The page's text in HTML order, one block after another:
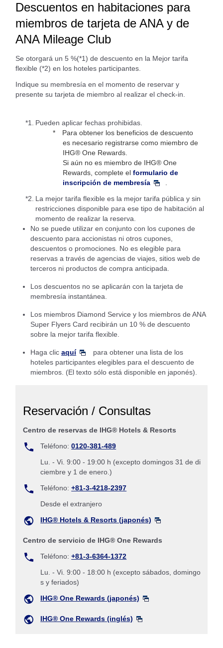
Descuentos en habitaciones para
miembros de tarjeta de ANA y de
ANA Mileage Club
Se otorgará un 5 %(*1) de descuento en la Mejor tarifa
flexible (*2) en los hoteles participantes.
Indique su membresía en el momento de reservar y
presente su tarjeta de miembro al realizar el check-in.
*1.
Pueden aplicar fechas prohibidas.
Para obtener los beneficios de descuento
es necesario registrarse como miembro de
IHG® One Rewards.
Si aún no es miembro de IHG® One
Rewards, complete el formulario de
inscripción de membresía
*2. La mejor tarifa flexible es la mejor tarifa pública y sin
restricciones disponible para ese tipo de habitación al
momento de realizar la reserva.
No se puede utilizar en conjunto con los cupones de
descuento para accionistas ni otros cupones,
descuentos o promociones. No es elegible para
reservas a través de agencias de viajes, sitios web de
terceros ni productos de compra anticipada.
Los descuentos no se aplicarán con la tarjeta de
membresía instantánea.
Los miembros Diamond Service y los miembros de ANA
Super Flyers Card recibirán un 10 % de descuento
sobre la mejor tarifa flexible.
Haga clic aquí
para obtener una lista de los
hoteles participantes elegibles para el descuento de
miembros. (El texto sólo está disponible en japonés).
Reservación / Consultas
Centro de reservas de IHG® Hotels & Resorts
Teléfono:0120-381-489
Lu. - Vi. 9:00 - 19:00 h (excepto domingos 31 de di
ciembre y 1 de enero.)
Teléfono:+81-3-4218-2397
Desde el extranjero
IHG® Hotels & Resorts (japonés)
Centro de servicio de IHG® One Rewards
Teléfono:+81-3-6364-1372
Lu. - Vi. 9:00 - 18:00 h (excepto sábados, domingo
s y feriados)
IHG® One Rewards (japonés)
IHG® One Rewards (inglés)